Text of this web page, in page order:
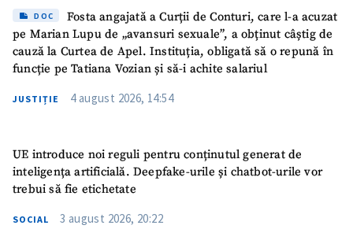
DOC
Fosta angajată a Curții de Conturi, care l-a acuzat
pe Marian Lupu de „avansuri sexuale”, a obținut câștig de
cauză la Curtea de Apel. Instituția, obligată să o repună în
funcție pe Tatiana Vozian și să-i achite salariul
JUSTIȚIE 4 august 2026, 14:54
UE introduce noi reguli pentru conținutul generat de
inteligența artificială. Deepfake-urile și chatbot-urile vor
trebui să fie etichetate
SOCIAL 3 august 2026, 20:22
ȘTIREA MEA
Titlu știre
+ Adaugă titlu
Fotografie
+ Încarcă imagine
Mesajul știrei
+ Mesajul știrei